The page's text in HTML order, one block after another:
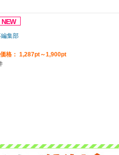
集部
価格： 1,287pt～1,900pt